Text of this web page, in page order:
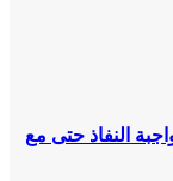
النفاذ حتى مع